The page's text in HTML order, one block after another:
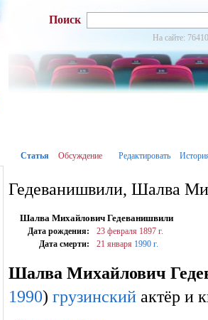
Поиск
На сайте:
Статья Обсуждение Редактировать
Гедеванишвили, Шалва
Шалва Михайлович Гедеванишвили
Дата рождения: 23 февраля 1897 г.
Дата смерти:
21 января 1990 г.
Шалва Михайлович
1990) грузинский актёр и